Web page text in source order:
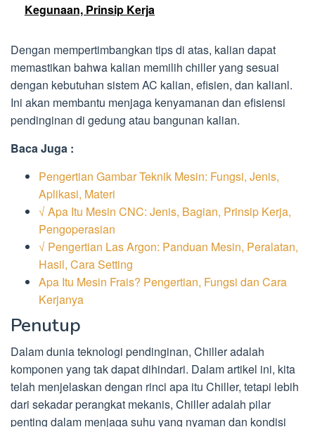
Kegunaan, Prinsip Kerja
Dengan mempertimbangkan tips di atas, kalian dapat
memastikan bahwa kalian memilih chiller yang sesuai
dengan kebutuhan sistem AC kalian, efisien, dan kalianl.
Ini akan membantu menjaga kenyamanan dan efisiensi
pendinginan di gedung atau bangunan kalian.
Baca Juga :
Pengertian Gambar Teknik Mesin: Fungsi, Jenis,
Aplikasi, Materi
√ Apa Itu Mesin CNC: Jenis, Bagian, Prinsip Kerja,
Pengoperasian
√ Pengertian Las Argon: Panduan Mesin, Peralatan,
Hasil, Cara Setting
Apa Itu Mesin Frais? Pengertian, Fungsi dan Cara
Kerjanya
Penutup
Dalam dunia teknologi pendinginan, Chiller adalah
komponen yang tak dapat dihindari. Dalam artikel ini, kita
telah menjelaskan dengan rinci apa itu Chiller, tetapi lebih
dari sekadar perangkat mekanis, Chiller adalah pilar
penting dalam menjaga suhu yang nyaman dan kondisi